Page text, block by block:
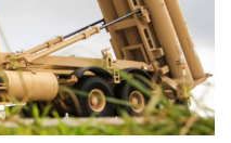
Công nghệ
Sành điệu